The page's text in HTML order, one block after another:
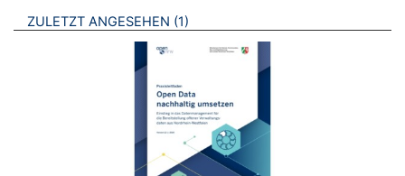
ZULETZT ANGESEHEN 1 BROSCHÜREN